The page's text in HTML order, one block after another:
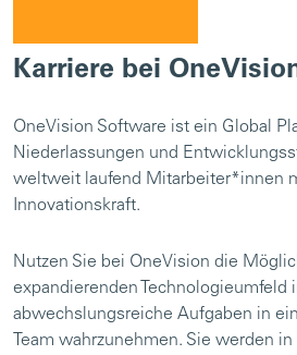
Karriere bei
OneVision Software ist ein Global
Niederlassungen und
weltweit laufend Mitarbeiter*innen
Innovationskraft.
Nutzen Sie bei OneVision die
expandierenden Technologieumfeld
abwechslungsreiche Aufgaben in
Team wahrzunehmen. Sie werden